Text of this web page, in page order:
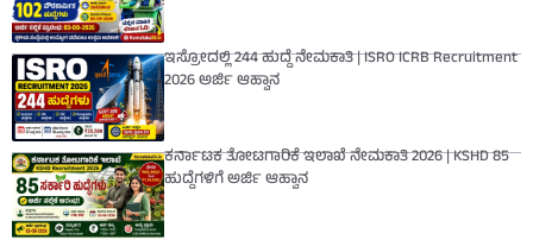
ಇಸ್ರೋದಲ್ಲಿ 244 ಹುದ್ದೆ ನೇಮಕಾತಿ | ISRO ICRB Recruitment
2026 ಅರ್ಜಿ ಆಹ್ವಾನ
ಕರ್ನಾಟಕ ತೋಟಗಾರಿಕೆ ಇಲಾಖೆ ನೇಮಕಾತಿ 2026 | KSHD 85
ಹುದ್ದೆಗಳಿಗೆ ಅರ್ಜಿ ಆಹ್ವಾನ